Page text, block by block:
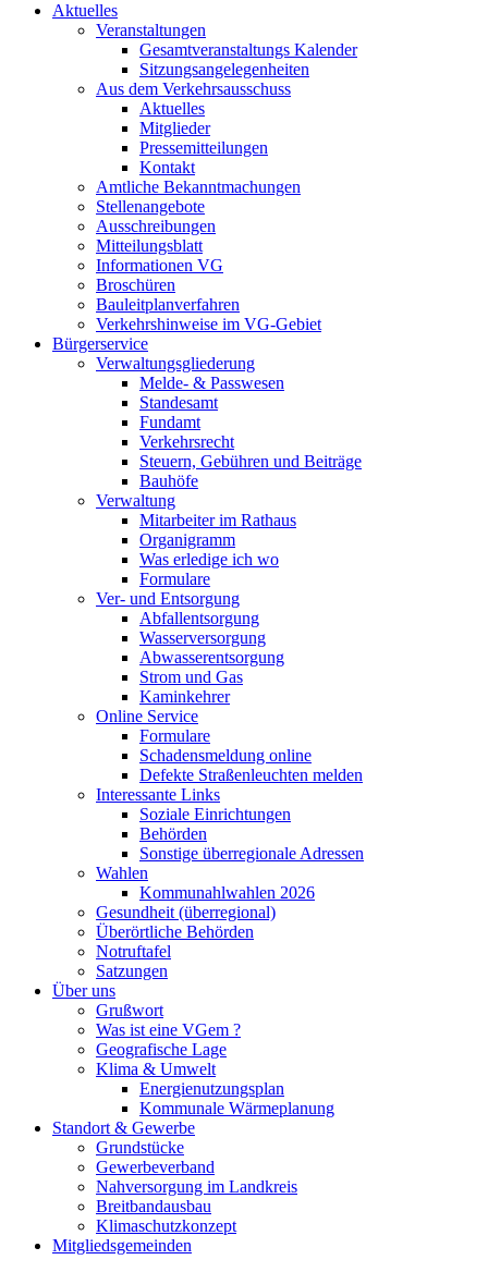
Aktuelles
Veranstaltungen
Gesamtveranstaltungs Kalender
Sitzungsangelegenheiten
Aus dem Verkehrsausschuss
Aktuelles
Mitglieder
Pressemitteilungen
Kontakt
Amtliche Bekanntmachungen
Stellenangebote
Ausschreibungen
Mitteilungsblatt
Informationen VG
Broschüren
Bauleitplanverfahren
Verkehrshinweise im VG-Gebiet
Bürgerservice
Verwaltungsgliederung
Melde- & Passwesen
Standesamt
Fundamt
Verkehrsrecht
Steuern, Gebühren und Beiträge
Bauhöfe
Verwaltung
Mitarbeiter im Rathaus
Organigramm
Was erledige ich wo
Formulare
Ver- und Entsorgung
Abfallentsorgung
Wasserversorgung
Abwasserentsorgung
Strom und Gas
Kaminkehrer
Online Service
Formulare
Schadensmeldung online
Defekte Straßenleuchten melden
Interessante Links
Soziale Einrichtungen
Behörden
Sonstige überregionale Adressen
Wahlen
Kommunahlwahlen 2026
Gesundheit (überregional)
Überörtliche Behörden
Notruftafel
Satzungen
Über uns
Grußwort
Was ist eine VGem ?
Geografische Lage
Klima & Umwelt
Energienutzungsplan
Kommunale Wärmeplanung
Standort & Gewerbe
Grundstücke
Gewerbeverband
Nahversorgung im Landkreis
Breitbandausbau
Klimaschutzkonzept
Mitgliedsgemeinden